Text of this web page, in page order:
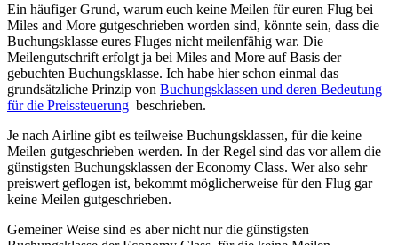
Ein häufiger Grund, warum euch keine Meilen für euren Flug bei
Miles and More gutgeschrieben worden sind, könnte sein, dass die
Buchungsklasse eures Fluges nicht meilenfähig war. Die
Meilengutschrift erfolgt ja bei Miles and More auf Basis der
gebuchten Buchungsklasse. Ich habe hier schon einmal das
grundsätzliche Prinzip von Buchungsklassen und deren Bedeutung
für die Preissteuerung beschrieben.
Je nach Airline gibt es teilweise Buchungsklassen, für die keine
Meilen gutgeschrieben werden. In der Regel sind das vor allem die
günstigsten Buchungsklassen der Economy Class. Wer also sehr
preiswert geflogen ist, bekommt möglicherweise für den Flug gar
keine Meilen gutgeschrieben.
Gemeiner Weise sind es aber nicht nur die günstigsten